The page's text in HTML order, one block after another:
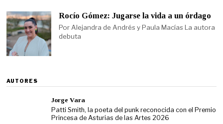
Rocío Gómez: Jugarse la vida a un órdago
Por Alejandra de Andrés y Paula Macías La autora
debuta
AUTORES
Jorge Vara
Patti Smith, la poeta del punk reconocida con el Premio
Princesa de Asturias de las Artes 2026